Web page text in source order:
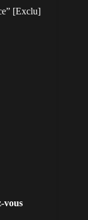
[Exclu]
vous